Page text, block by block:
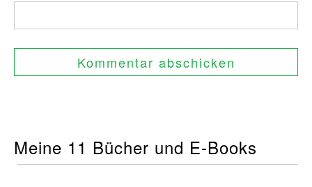
Meine 11 Bücher und E-Books